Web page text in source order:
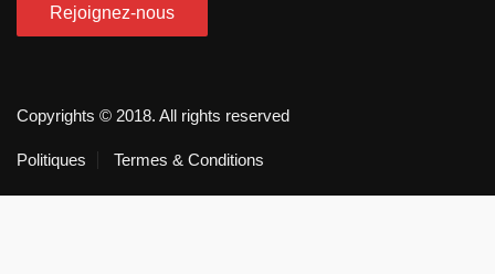
Copyrights © 2018. All rights reserved
Politiques Termes & Conditions